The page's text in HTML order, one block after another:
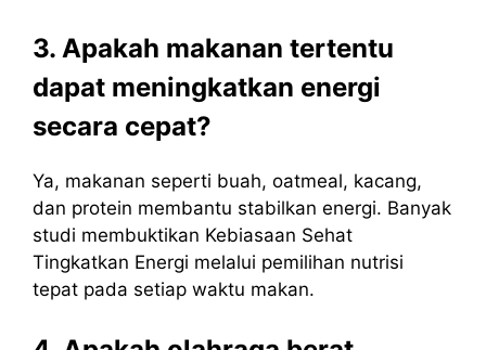
3. Apakah makanan tertentu
dapat meningkatkan energi
secara cepat?
Ya, makanan seperti buah, oatmeal, kacang,
dan protein membantu stabilkan energi. Banyak
studi membuktikan Kebiasaan Sehat
Tingkatkan Energi melalui pemilihan nutrisi
tepat pada setiap waktu makan.